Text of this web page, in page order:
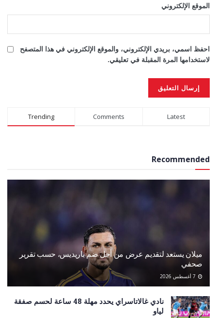
الموقع الإلكتروني
احفظ اسمي، بريدي الإلكتروني، والموقع الإلكتروني في هذا المتصفح
لاستخدامها المرة المقبلة في تعليقي.
Alternative:
Trending Comments Latest
Recommended
ميلان يستعد لتقديم عرض من أجل ضم باريديس، حسب تقرير
صحفي
نادي غالاتاسراي يحدد مهلة 48 ساعة لحسم صفقة
لياو